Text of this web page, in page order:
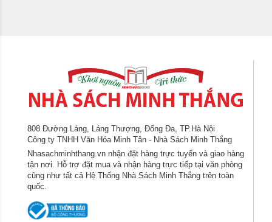
link tải CD các bài học.
808 Đường Láng, Láng Thượng, Đống Đa, TP.Hà Nội
Công ty TNHH Văn Hóa Minh Tân - Nhà Sách Minh Thắng
Nhasachminhthang.vn nhận đặt hàng trực tuyến và giao hàng
tận nơi. Hỗ trợ đặt mua và nhận hàng trực tiếp tại văn phòng
cũng như tất cả Hệ Thống Nhà Sách Minh Thắng trên toàn
quốc.